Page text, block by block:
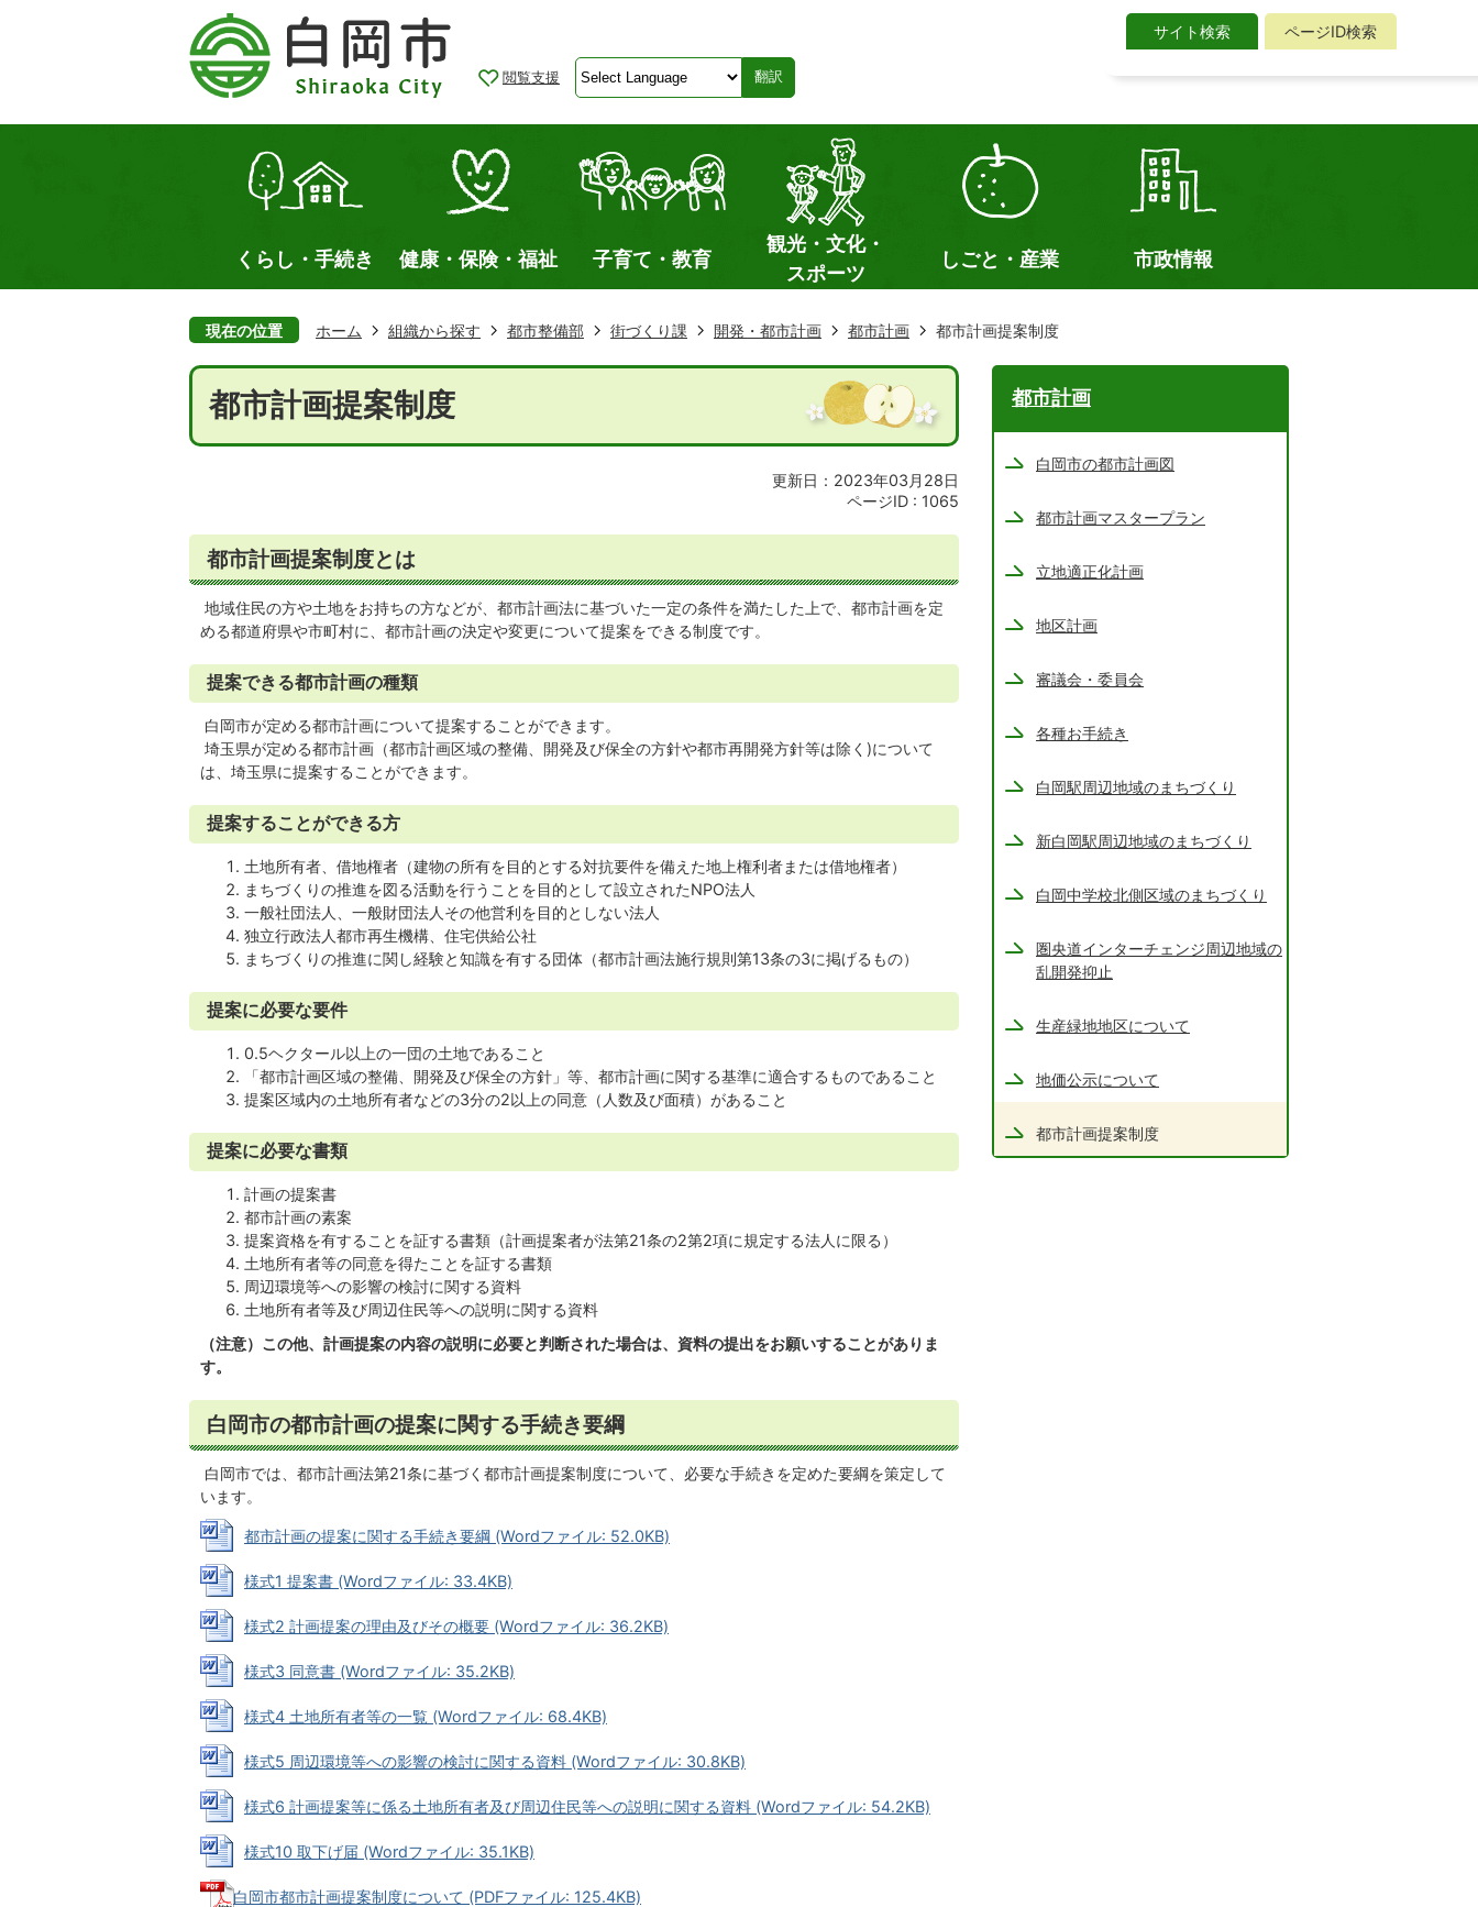
閲覧支援 翻訳
サイト検索
ページID検索
イ
検
くらし・手続き 健康・保険・福祉 子育て・教育
観光・文化・
スポーツ
しごと・産業 市政情報
現在の位置 ホーム 組織から探す 都市整備部 街づくり課 開発・都市計画 都市計画 都市計画提案制度
都市計画提案制度
更新日：2023年03月28日
ページID : 1065
都市計画提案制度とは
地域住民の方や土地をお持ちの方などが、都市計画法に基づいた一定の条件を満たした上で、都市計画を定
める都道府県や市町村に、都市計画の決定や変更について提案をできる制度です。
提案できる都市計画の種類
白岡市が定める都市計画について提案することができます。
埼玉県が定める都市計画（都市計画区域の整備、開発及び保全の方針や都市再開発方針等は除く)について
は、埼玉県に提案することができます。
提案することができる方
土地所有者、借地権者（建物の所有を目的とする対抗要件を備えた地上権利者または借地権者）
まちづくりの推進を図る活動を行うことを目的として設立されたNPO法人
一般社団法人、一般財団法人その他営利を目的としない法人
独立行政法人都市再生機構、住宅供給公社
まちづくりの推進に関し経験と知識を有する団体（都市計画法施行規則第13条の3に掲げるもの）
提案に必要な要件
0.5ヘクタール以上の一団の土地であること
「都市計画区域の整備、開発及び保全の方針」等、都市計画に関する基準に適合するものであること
提案区域内の土地所有者などの3分の2以上の同意（人数及び面積）があること
提案に必要な書類
計画の提案書
都市計画の素案
提案資格を有することを証する書類（計画提案者が法第21条の2第2項に規定する法人に限る）
土地所有者等の同意を得たことを証する書類
周辺環境等への影響の検討に関する資料
土地所有者等及び周辺住民等への説明に関する資料
（注意）この他、計画提案の内容の説明に必要と判断された場合は、資料の提出をお願いすることがありま
す。
白岡市の都市計画の提案に関する手続き要綱
白岡市では、都市計画法第21条に基づく都市計画提案制度について、必要な手続きを定めた要綱を策定して
います。
都市計画の提案に関する手続き要綱 (Wordファイル: 52.0KB)
様式1 提案書 (Wordファイル: 33.4KB)
様式2 計画提案の理由及びその概要 (Wordファイル: 36.2KB)
様式3 同意書 (Wordファイル: 35.2KB)
様式4 土地所有者等の一覧 (Wordファイル: 68.4KB)
様式5 周辺環境等への影響の検討に関する資料 (Wordファイル: 30.8KB)
様式6 計画提案等に係る土地所有者及び周辺住民等への説明に関する資料 (Wordファイル: 54.2KB)
様式10 取下げ届 (Wordファイル: 35.1KB)
白岡市都市計画提案制度について (PDFファイル: 125.4KB)
都市計画
白岡市の都市計画図
都市計画マスタープラン
立地適正化計画
地区計画
審議会・委員会
各種お手続き
白岡駅周辺地域のまちづくり
新白岡駅周辺地域のまちづくり
白岡中学校北側区域のまちづくり
圏央道インターチェンジ周辺地域の
乱開発抑止
生産緑地地区について
地価公示について
都市計画提案制度